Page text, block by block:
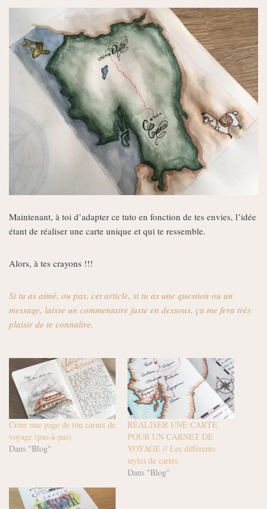
Maintenant, à toi d’adapter ce tuto en fonction de tes envies, l’idée
étant de réaliser une carte unique et qui te ressemble.
Alors, à tes crayons !!!
Si tu as aimé, ou pas, cet article, si tu as une question ou un
message, laisse un commentaire juste en dessous, ça me fera très
plaisir de te connaître.
Créer une page de ton carnet de
voyage (pas-à-pas)
Dans "Blog"
RÉALISER UNE CARTE
POUR UN CARNET DE
VOYAGE // Les différents
styles de cartes
Dans "Blog"